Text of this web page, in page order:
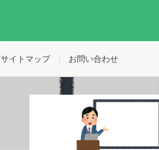
サイトマップ お問い合わせ